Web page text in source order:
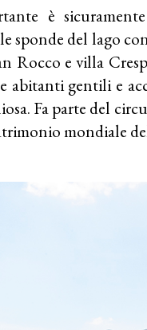
è sicuramente
sponde del lago
Rocco e villa
abitanti gentili e
Fa parte del
mondiale